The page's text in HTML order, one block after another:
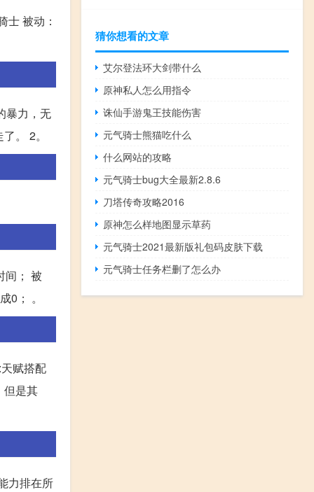
士 被动：
暴力，无
。 2。
间； 被
0； 。
赋搭配
但是其
力排在所
猜你想看的文章
艾尔登法环大剑带什么
原神私人怎么用指令
诛仙手游鬼王技能伤害
元气骑士熊猫吃什么
什么网站的攻略
元气骑士bug大全最新2.8.6
刀塔传奇攻略2016
原神怎么样地图显示草药
元气骑士2021最新版礼包码皮肤下载
元气骑士任务栏删了怎么办